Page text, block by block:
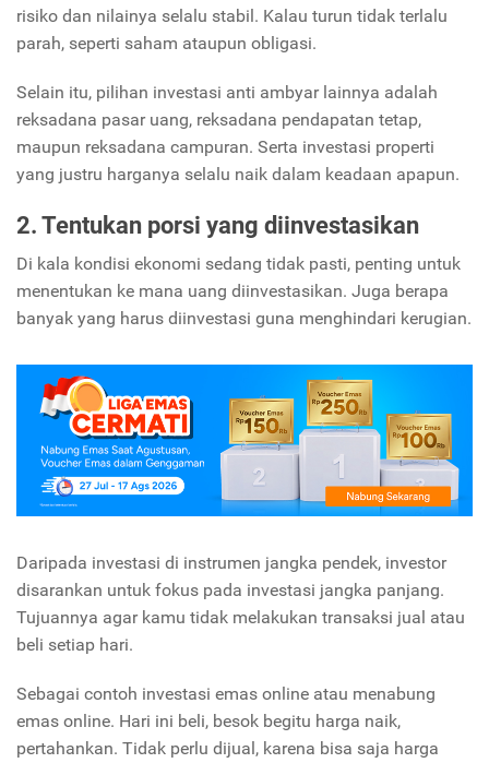
risiko dan nilainya selalu stabil. Kalau turun tidak terlalu
parah, seperti saham ataupun obligasi.
Selain itu, pilihan investasi anti ambyar lainnya adalah
reksadana pasar uang, reksadana pendapatan tetap,
maupun reksadana campuran. Serta investasi properti
yang justru harganya selalu naik dalam keadaan apapun.
2. Tentukan porsi yang diinvestasikan
Di kala kondisi ekonomi sedang tidak pasti, penting untuk
menentukan ke mana uang diinvestasikan. Juga berapa
banyak yang harus diinvestasi guna menghindari kerugian.
Daripada investasi di instrumen jangka pendek, investor
disarankan untuk fokus pada investasi jangka panjang.
Tujuannya agar kamu tidak melakukan transaksi jual atau
beli setiap hari.
Sebagai contoh investasi emas online atau menabung
emas online. Hari ini beli, besok begitu harga naik,
pertahankan. Tidak perlu dijual, karena bisa saja harga